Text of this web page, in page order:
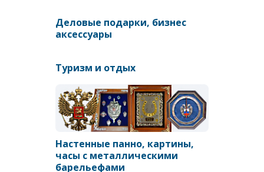
Деловые подарки, бизнес
аксессуары
Туризм и отдых
Настенные панно, картины,
часы с металлическими
барельефами